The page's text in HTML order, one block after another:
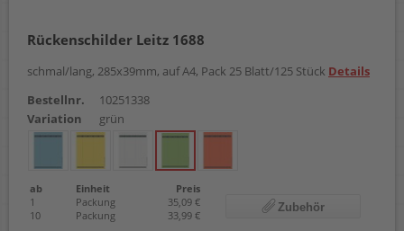
Rückenschilder Leitz 1688
schmal/lang, 285x39mm, auf A4, Pack 25 Blatt/125 Stück Details
Bestellnr.
10251338
Variation
grün
ab Einheit
Preis
1
Packung
35,09 €
10
Packung 33,99 €
Zubehör